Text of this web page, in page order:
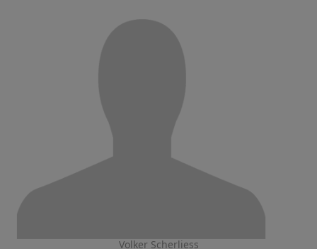
Volker Scherliess